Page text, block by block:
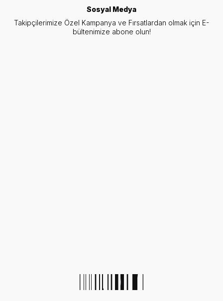
Sosyal Medya
Takipçilerimize Özel Kampanya ve Fırsatlardan olmak için E-
bültenimize abone olun!